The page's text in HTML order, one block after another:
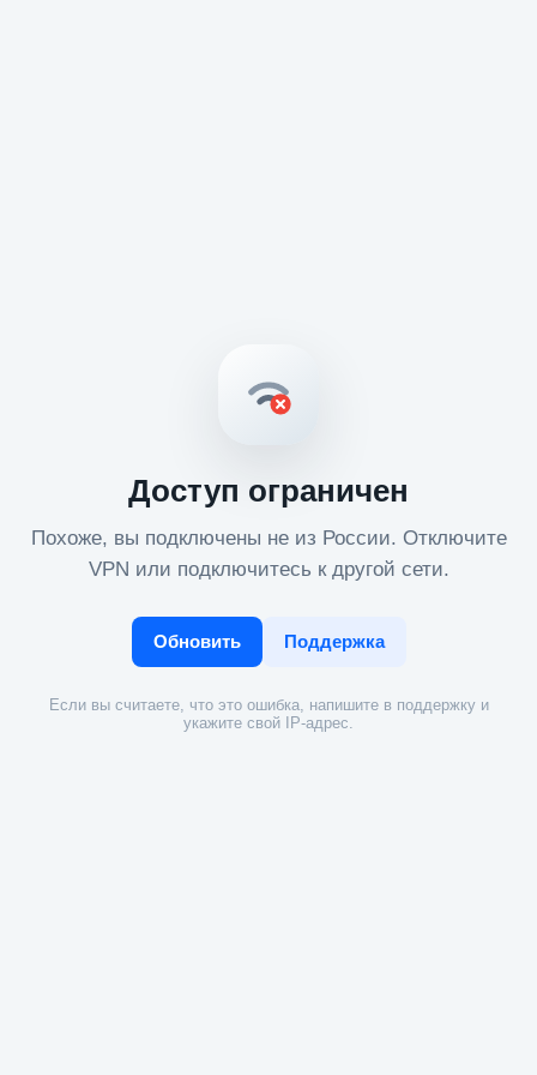
Доступ ограничен
Похоже, вы подключены не из России. Отключите
VPN или подключитесь к другой сети.
Обновить Поддержка
Если вы считаете, что это ошибка, напишите в поддержку и
укажите свой IP-адрес.